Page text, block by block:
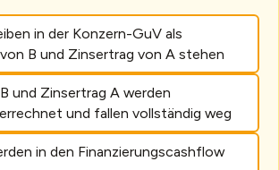
in der Konzern-GuV als
B und Zinsertrag von A stehen
und Zinsertrag A werden
und fallen vollständig weg
in den Finanzierungscashflow